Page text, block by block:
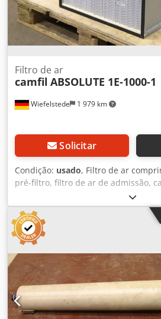
Wiefelstede 1 979 km
Filtro de ar
camfil ABSOLUTE 1E-1000-1
Solicitar
Condição: usado, Filtro de ar
pré-filtro, filtro de ar de admissão,
caixa do filtro de ar, filtro de ar do
filtro HEPA Chedpsmrxacjfx An Ija -
de filtro de ar ABSOLUTE 1E-1000-1
Tamanho: 610x610x292 mm -
disponível -Preço: por peça -
610/610/H300 mm -Peso: 17 kg/